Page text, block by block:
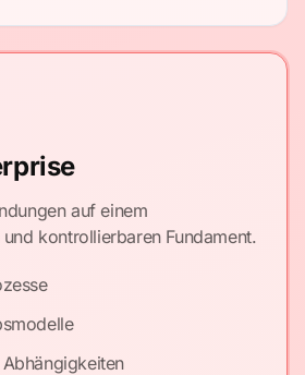
auf einem
kontrollierbaren Fundament.